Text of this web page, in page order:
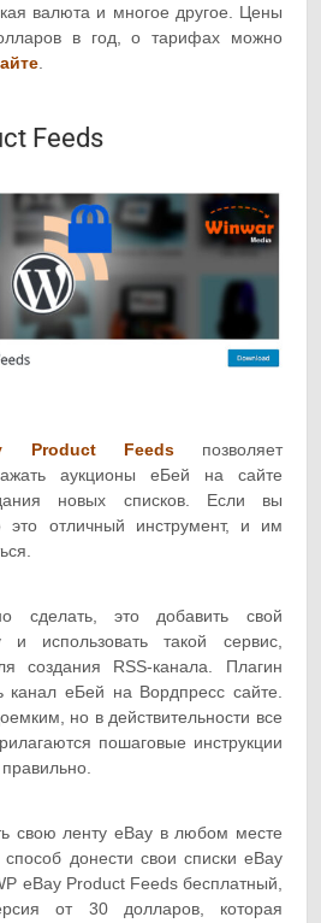
валюта и многое другое. Цены
в год, о тарифах можно
Feeds
Product Feedsпозволяет
аукционы еБей на сайте
новых списков. Если вы
это отличный инструмент, и им
сделать, это добавить свой
и использовать такой сервис,
создания RSS-канала. Плагин
канал еБей на Вордпресс сайте.
но в действительности все
пошаговые инструкции
свою ленту eBay в любом месте
донести свои списки eBay
eBay Product Feeds бесплатный,
от 30 долларов, которая